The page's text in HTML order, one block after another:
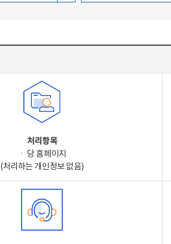
처리항목
ㆍ 당 홈페이지
(처리하는 개인정보 없음)